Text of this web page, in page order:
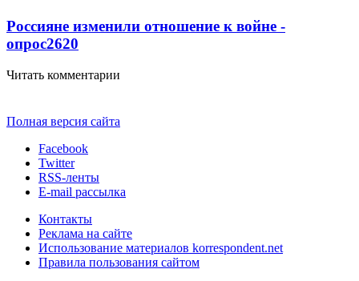
Россияне изменили отношение к войне -
опрос2620
Читать комментарии
Полная версия сайта
Facebook
Twitter
RSS-ленты
E-mail рассылка
Контакты
Реклама на сайте
Использование материалов korrespondent.net
Правила пользования сайтом